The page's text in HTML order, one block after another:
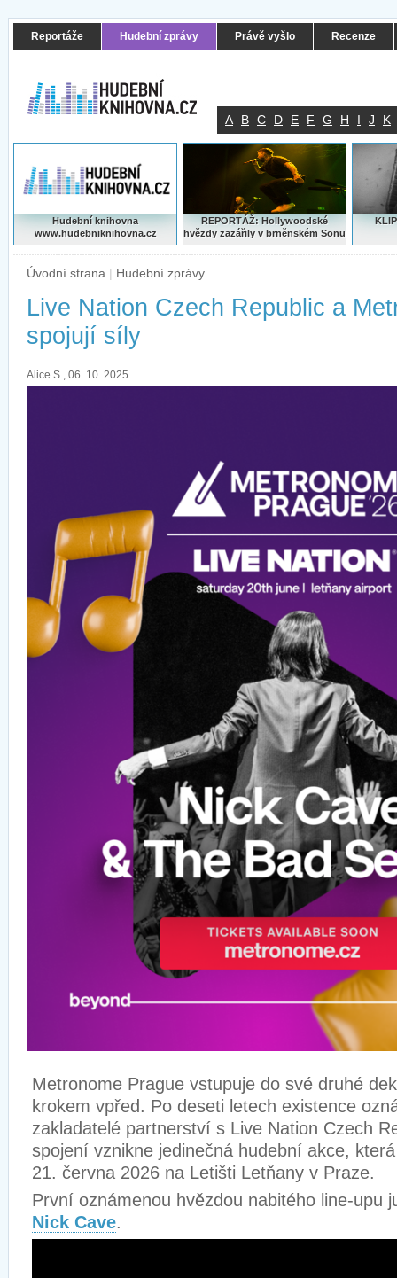
Reportáže Hudební zprávy Právě vyšlo Recenze
A B C D E F G H I J K
Hudební knihovna
www.hudebniknihovna.cz
REPORTÁŽ: Hollywoodské
hvězdy zazářily v brněnském Sonu
Úvodní strana | Hudební zprávy
Live Nation Czech Republic a
spojují síly
Alice S., 06. 10. 2025
Metronome Prague vstupuje do své druhé
krokem vpřed. Po deseti letech existence
zakladatelé partnerství s Live Nation Czech
spojení vznikne jedinečná hudební akce,
21. června 2026 na Letišti Letňany v Praze.
První oznámenou hvězdou nabitého line-upu
Nick Cave.